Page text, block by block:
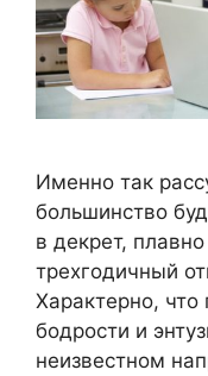
Именно так
большинство
в декрет,
трехгодичный
Характерно, что
бодрости и
неизвестном